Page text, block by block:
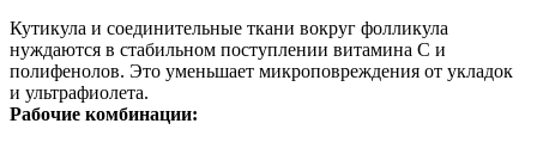
Кутикула и соединительные ткани вокруг фолликула
нуждаются в стабильном поступлении витамина C и
полифенолов. Это уменьшает микроповреждения от укладок
и ультрафиолета.
Рабочие комбинации: